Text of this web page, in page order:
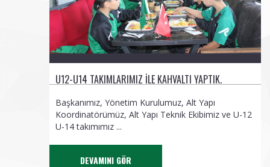
U12-U14 TAKIMLARIMIZ ILE KAHVALTI YAPTIK.
Başkanımız, Yönetim Kurulumuz, Alt Yapı
Koordinatörümüz, Alt Yapı Teknik Ekibimiz ve U-12
U-14 takımımız ...
DEVAMINI GÖR